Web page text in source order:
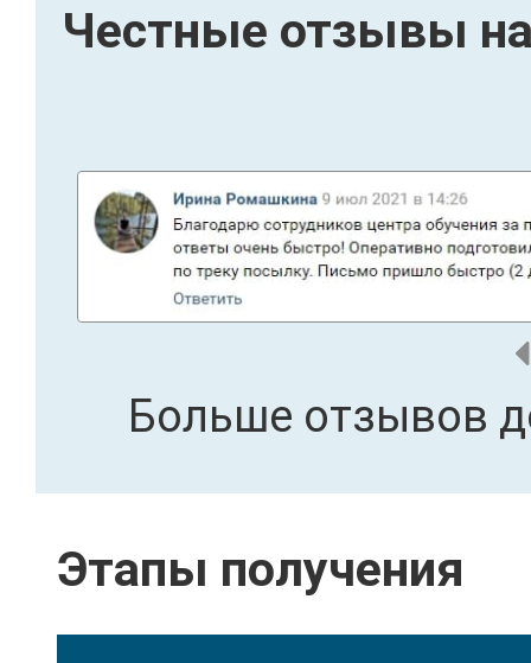
Честные отзывы
Больше отзывов
Этапы получения